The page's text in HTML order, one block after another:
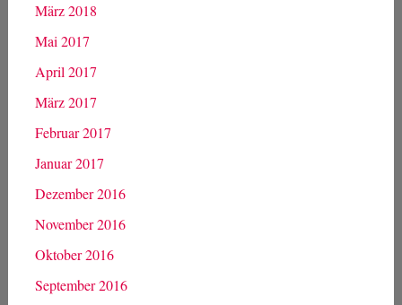
März 2018
Mai 2017
April 2017
März 2017
Februar 2017
Januar 2017
Dezember 2016
November 2016
Oktober 2016
September 2016